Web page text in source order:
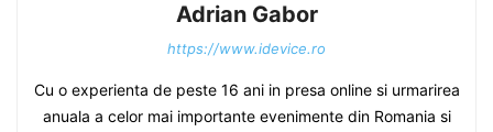
Adrian Gabor
https://www.idevice.ro
Cu o experienta de peste 16 ani in presa online si urmarirea
anuala a celor mai importante evenimente din Romania si